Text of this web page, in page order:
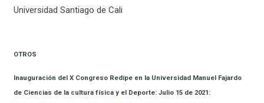
Universidad Santiago de Cali
OTROS
Inauguración del X Congreso Redipe en la Universidad Manuel Fajardo
de Ciencias de la cultura física y el Deporte: Julio 15 de 2021: